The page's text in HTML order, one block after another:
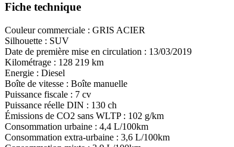
Fiche technique
Couleur commerciale : GRIS ACIER
Silhouette : SUV
Date de première mise en circulation : 13/03/2019
Kilométrage : 128 219 km
Energie : Diesel
Boîte de vitesse : Boîte manuelle
Puissance fiscale : 7 cv
Puissance réelle DIN : 130 ch
Émissions de CO2 sans WLTP : 102 g/km
Consommation urbaine : 4,4 L/100km
Consommation extra-urbaine : 3,6 L/100km